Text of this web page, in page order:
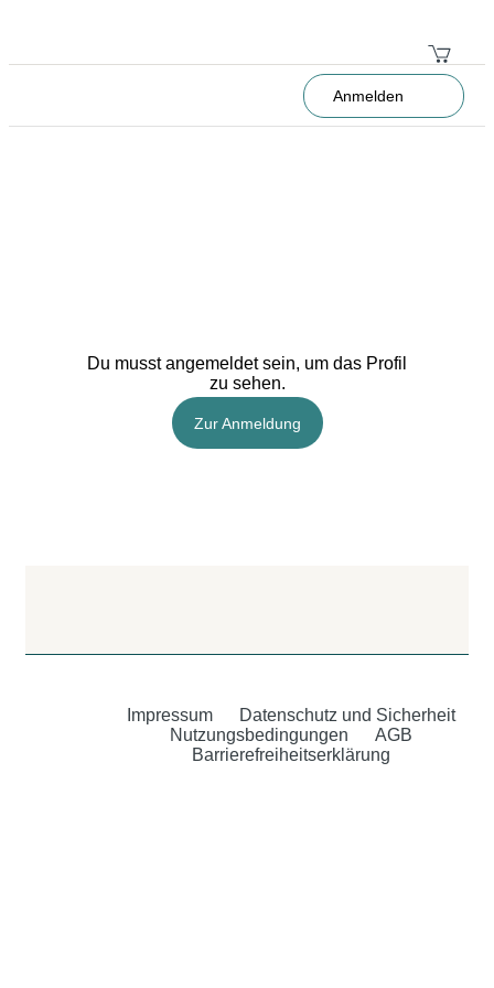
Anmelden
Du musst angemeldet sein, um das Profil
zu sehen.
Zur Anmeldung
Impressum
Datenschutz und Sicherheit
Nutzungsbedingungen
AGB
Barrierefreiheitserklärung